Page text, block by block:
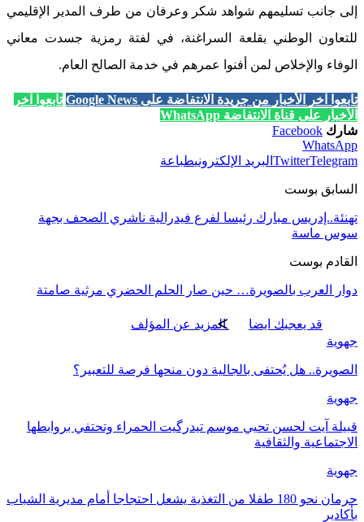
إلى جانب تسليمهم شواهد شكر وعرفان من طرف المدير الإقليمي
للتعاون الوطني بقلعة السراغنة، في لفتة رمزية جسدت معاني
الوفاء والإخلاص لمن أفنوا عمرهم في خدمة الصالح العام.
تابعوا آخر الأخبار من جريدة الانتفاضة على Google News
تابعوا آخر
الأخبار على قناة الانتفاضة WhatsApp
شارك Facebook
WhatsApp
TwitterTelegram البريد الإلكترونيطباعة
السابق بوست
تهنئة..إدريس مبارك رئيسا لفرع فيدرالية ناشري الصحف بجهة
سوس ماسة
القادم بوست
دوار العرب بالصويرة… حين صار الحلم الحضري مرثية صامتة
قد يعجبك ايضا
المزيد عن المؤلف
جهوية
الصويرة.. هل يُحتفى بالجالية دون منحها فرصة للتعبير؟
جهوية
قبيلة آيت لحسن تحيي موسم تيدرگيت الحمراء وتحتفي بروابطها
الاجتماعية والثقافية
جهوية
حرمان نحو 180 طفلا من التغذية يشعل احتجاجا أمام مديرية الشباب
بأكادير